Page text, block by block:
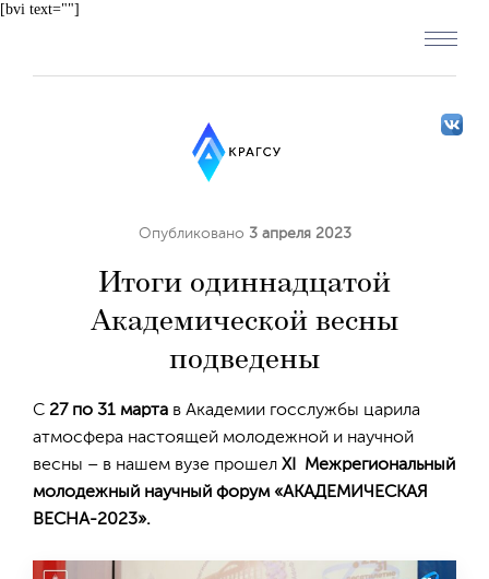
[bvi text=""]
Опубликовано 3 апреля 2023
Итоги одиннадцатой
Академической весны
подведены
С 27 по 31 марта в Академии госслужбы царила
атмосфера настоящей молодежной и научной
весны – в нашем вузе прошел XI Межрегиональный
молодежный научный форум «АКАДЕМИЧЕСКАЯ
ВЕСНА-2023».